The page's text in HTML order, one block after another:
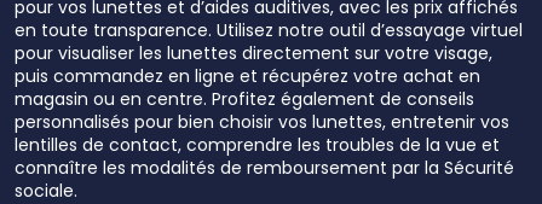
pour vos lunettes et d’aides auditives, avec les prix affichés
en toute transparence. Utilisez notre outil d’essayage virtuel
pour visualiser les lunettes directement sur votre visage,
puis commandez en ligne et récupérez votre achat en
magasin ou en centre. Profitez également de conseils
personnalisés pour bien choisir vos lunettes, entretenir vos
lentilles de contact, comprendre les troubles de la vue et
connaître les modalités de remboursement par la Sécurité
sociale.